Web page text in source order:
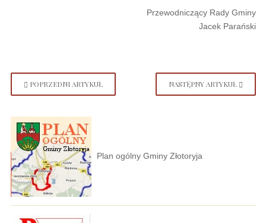
Przewodniczący Rady Gminy
Jacek Parański
POPRZEDNI ARTYKUŁ NASTĘPNY ARTYKUŁ
Plan ogólny Gminy Złotoryja